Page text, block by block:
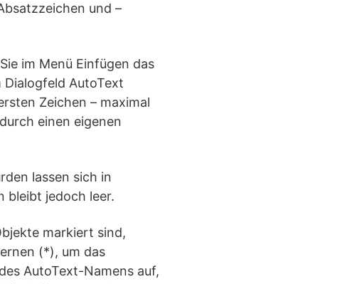
und –
im Menü Einfügen das
AutoText
Zeichen – maximal
einen eigenen
lassen sich in
bleibt jedoch leer.
markiert sind,
(*), um das
AutoText-Namens auf,